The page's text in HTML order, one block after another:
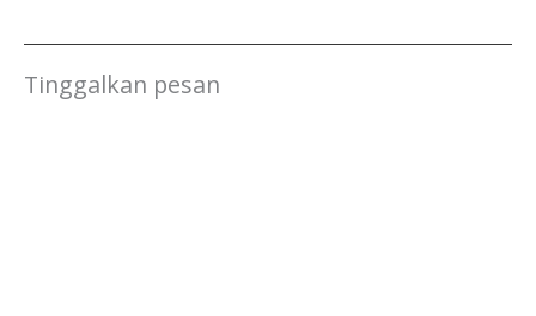
Tinggalkan pesan